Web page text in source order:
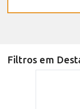
Filtros em